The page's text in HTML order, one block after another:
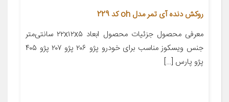
روکش دنده آی تمر مدل oh کد 229
معرفی محصول جزئیات محصول ابعاد ۲۲x۱۲x۵ سانتی‌متر
جنس ویسکوز مناسب برای خودرو پژو ۲۰۶ پژو ۲۰۷ پژو ۴۰۵
پژو پارس […]